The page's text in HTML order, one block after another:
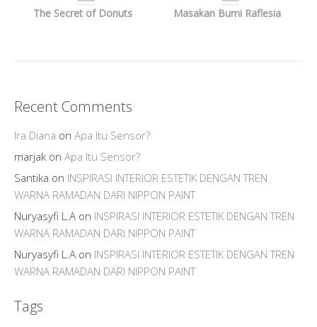
The Secret of Donuts Masakan Bumi Raflesia
Recent Comments
Ira Diana on Apa Itu Sensor?
marjak on Apa Itu Sensor?
Santika on INSPIRASI INTERIOR ESTETIK DENGAN TREN
WARNA RAMADAN DARI NIPPON PAINT
Nuryasyfi L.A on INSPIRASI INTERIOR ESTETIK DENGAN TREN
WARNA RAMADAN DARI NIPPON PAINT
Nuryasyfi L.A on INSPIRASI INTERIOR ESTETIK DENGAN TREN
WARNA RAMADAN DARI NIPPON PAINT
Tags